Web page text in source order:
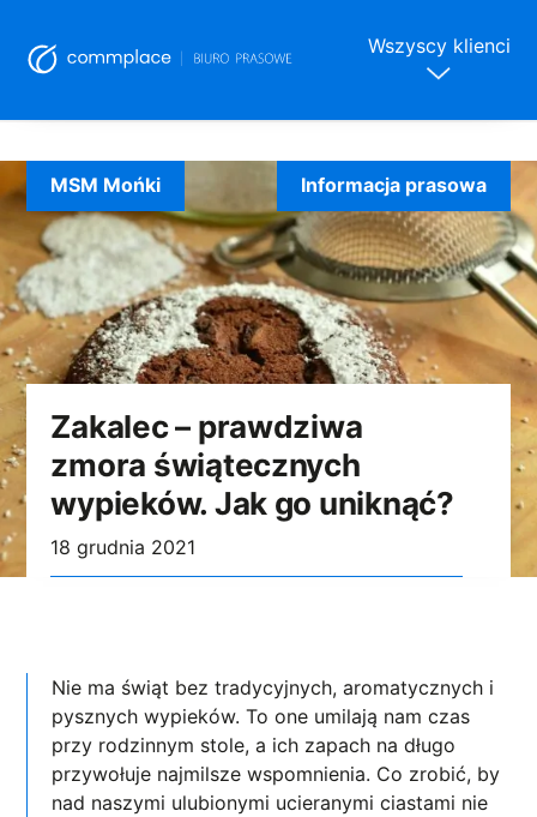
to
content
Wszyscy klienci
Zakalec – prawdziwa
zmora świątecznych
wypieków. Jak go uniknąć?
18 grudnia 2021
MSM Mońki Informacja prasowa
Nie ma świąt bez tradycyjnych, aromatycznych i
pysznych wypieków. To one umilają nam czas
przy rodzinnym stole, a ich zapach na długo
przywołuje najmilsze wspomnienia. Co zrobić, by
nad naszymi ulubionymi ucieranymi ciastami nie